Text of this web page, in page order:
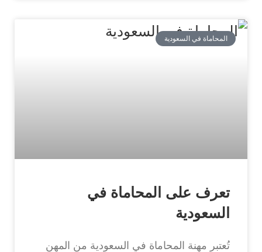
المحاماة في السعودية
تعرف على المحاماة في
السعودية
تُعتبر مهنة المحاماة في السعودية من المهن